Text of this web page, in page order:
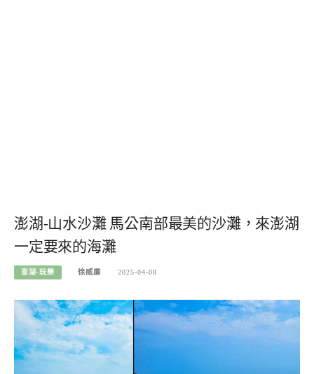
澎湖-山水沙灘 馬公南部最美的沙灘，來澎湖
一定要來的海灘
澎湖-玩樂 徐威廉 2025-04-08